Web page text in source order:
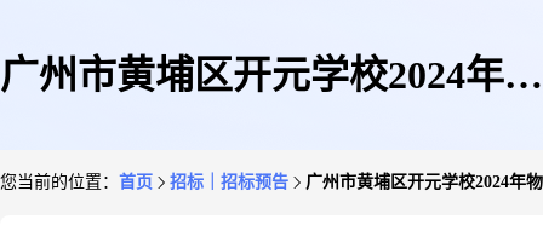
广州市黄埔区开元学校2024年物
您当前的位置： 首页 招标｜招标预告 广州市黄埔区开元学校2024年